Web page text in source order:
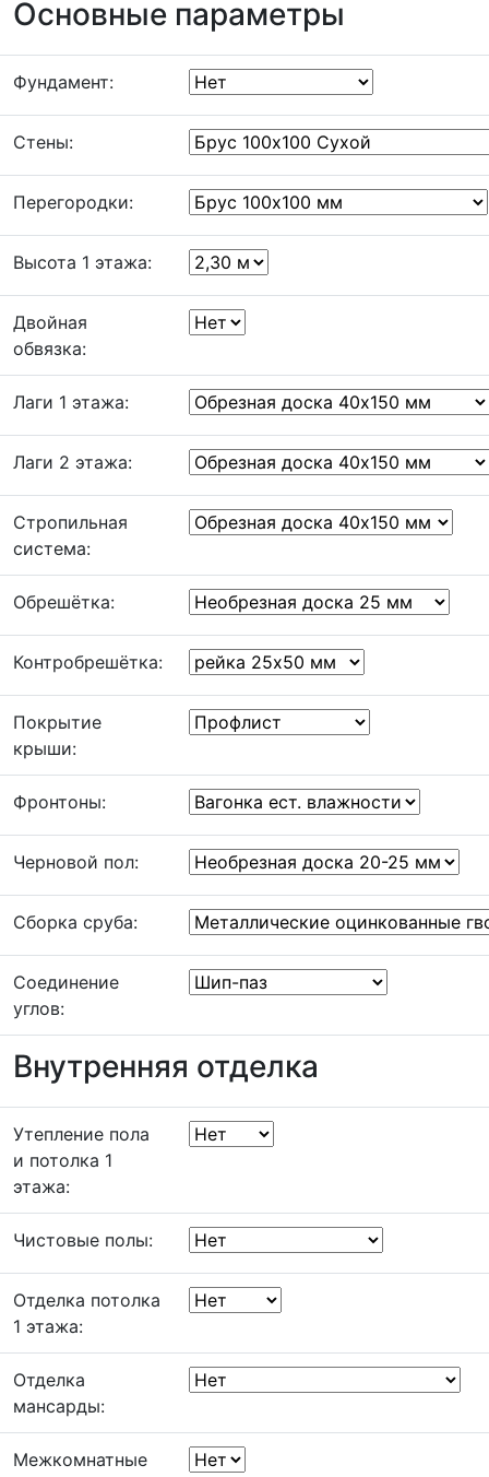
Основные параметры
Фундамент:
Стены:
Перегородки:
Высота 1 этажа:
Двойная
обвязка:
Лаги 1 этажа:
Лаги 2 этажа:
Стропильная
система:
Обрешётка:
Контробрешётка:
Покрытие
крыши:
Фронтоны:
Черновой пол:
Сборка сруба:
Соединение
углов:
Внутренняя отделка
Утепление пола
и потолка 1
этажа:
Чистовые полы:
Отделка потолка
1 этажа:
Отделка
мансарды:
Межкомнатные